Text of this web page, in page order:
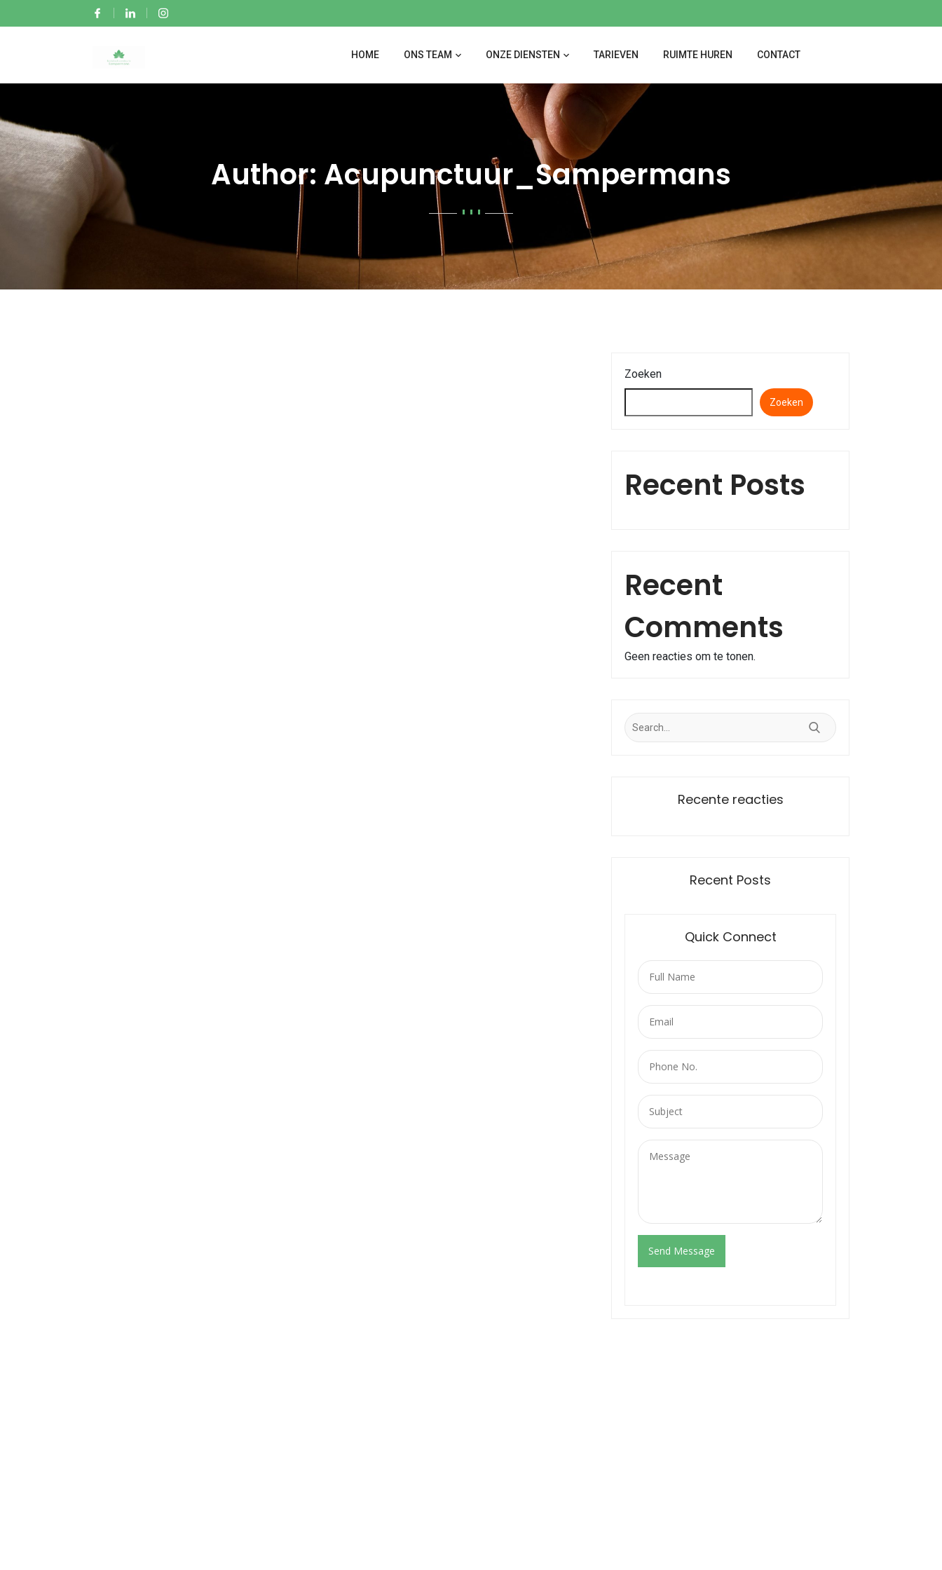
HOME ONS TEAM ONZE DIENSTEN TARIEVEN RUIMTE HUREN CONTACT
Author: Acupunctuur_Sampermans
Zoeken
Zoeken
Recent Posts
Recent
Comments
Geen reacties om te tonen.
Recente reacties
Recent Posts
Quick Connect